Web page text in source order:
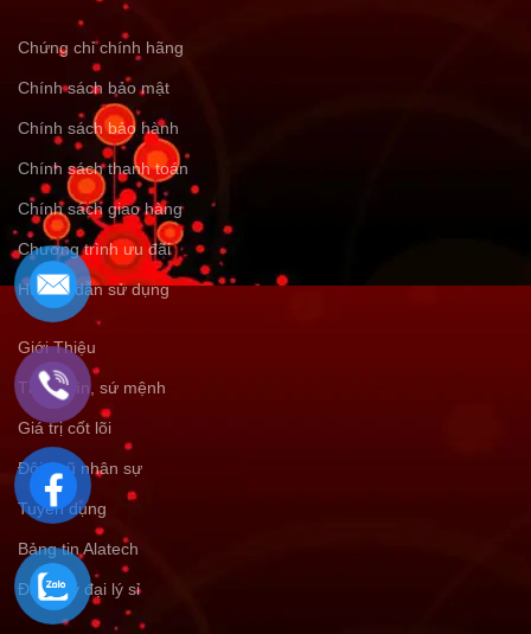
Chứng chỉ chính hãng
Chính sách bảo mật
Chính sách bảo hành
Chính sách thanh toán
Chính sách giao hàng
Chương trình ưu đãi
Hướng dẫn sử dụng
Giới Thiệu
Tầm nhìn, sứ mệnh
Giá trị cốt lõi
Đội ngũ nhân sự
Tuyển dụng
Bảng tin Alatech
Đăng ký đại lý sỉ